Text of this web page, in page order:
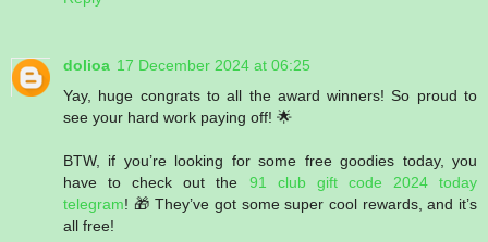
dolioa 17 December 2024 at 06:25
Yay, huge congrats to all the award winners! So proud to
see your hard work paying off! 🌟
BTW, if you’re looking for some free goodies today, you
have to check out the 91 club gift code 2024 today
telegram! 🎁 They’ve got some super cool rewards, and it’s
all free!